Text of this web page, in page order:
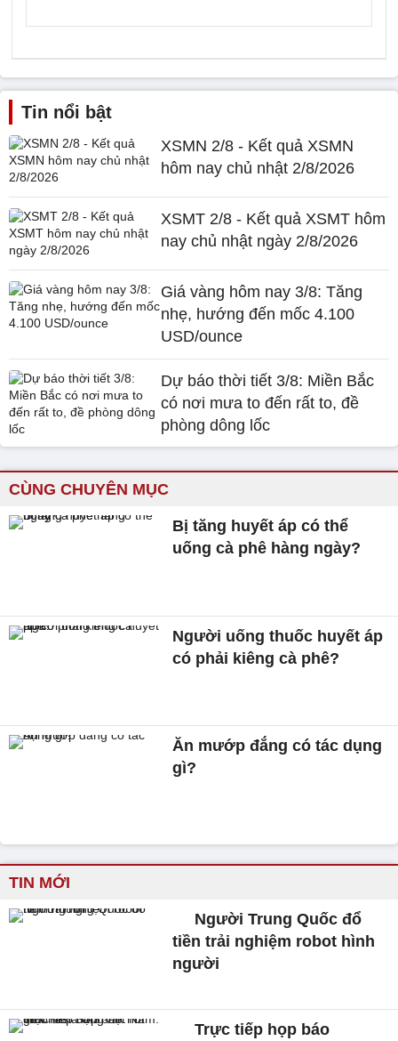
Tin nổi bật
XSMN 2/8 - Kết quả XSMN
hôm nay chủ nhật 2/8/2026
XSMT 2/8 - Kết quả XSMT hôm
nay chủ nhật ngày 2/8/2026
Giá vàng hôm nay 3/8: Tăng
nhẹ, hướng đến mốc 4.100
USD/ounce
Dự báo thời tiết 3/8: Miền Bắc
có nơi mưa to đến rất to, đề
phòng dông lốc
CÙNG CHUYÊN MỤC
Bị tăng huyết áp có thể
uống cà phê hàng ngày?
Người uống thuốc huyết áp
có phải kiêng cà phê?
Ăn mướp đắng có tác dụng
gì?
TIN MỚI
Người Trung Quốc đổ
tiền trải nghiệm robot hình
người
Trực tiếp họp báo